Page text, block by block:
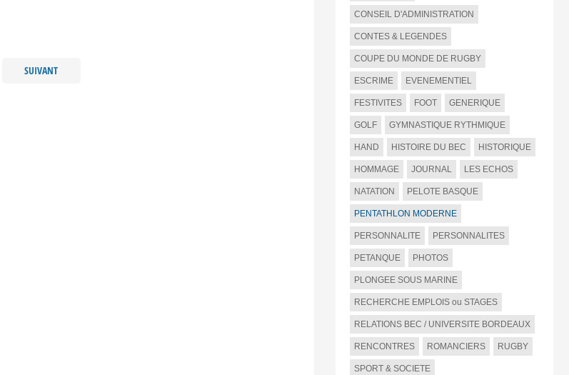
SUIVANT
CONSEIL D'ADMINISTRATION
CONTES & LEGENDES
COUPE DU MONDE DE RUGBY
ESCRIME EVENEMENTIEL
FESTIVITES FOOT GENERIQUE
GOLF GYMNASTIQUE RYTHMIQUE
HAND HISTOIRE DU BEC HISTORIQUE
HOMMAGE JOURNAL LES ECHOS
NATATION PELOTE BASQUE
PENTATHLON MODERNE
PERSONNALITE PERSONNALITES
PETANQUE PHOTOS
PLONGEE SOUS MARINE
RECHERCHE EMPLOIS ou STAGES
RELATIONS BEC / UNIVERSITE BORDEAUX
RENCONTRES ROMANCIERS RUGBY
SPORT & SOCIETE